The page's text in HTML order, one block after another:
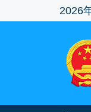
2026